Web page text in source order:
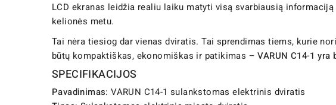
LCD ekranas leidžia realiu laiku matyti visą svarbiausią
kelionės metu.
Tai nėra tiesiog dar vienas dviratis. Tai sprendimas tiems, kurie
būtų kompaktiškas, ekonomiškas ir patikimas –VARUN C14-1
SPECIFIKACIJOS
Pavadinimas: VARUN C14-1 sulankstomas elektrinis dviratis